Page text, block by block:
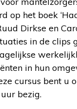
op het boek
Dirkse en
in de clips
in hun
cursus bent u
bezig.